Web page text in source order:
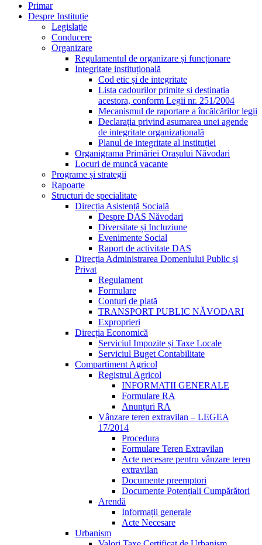
Primar
Despre Instituție
Legislație
Conducere
Organizare
Regulamentul de organizare și funcționare
Integritate instituțională
Cod etic și de integritate
Lista cadourilor primite si destinatia
acestora, conform Legii nr. 251/2004
Mecanismul de raportare a încălcărilor legii
Declarația privind asumarea unei agende
de integritate organizațională
Planul de integritate al instituției
Organigrama Primăriei Orașului Năvodari
Locuri de muncă vacante
Programe și strategii
Rapoarte
Structuri de specialitate
Direcția Asistență Socială
Despre DAS Năvodari
Diversitate și Incluziune
Evenimente Social
Raport de activitate DAS
Direcția Administrarea Domeniului Public și
Privat
Regulament
Formulare
Conturi de plată
TRANSPORT PUBLIC NĂVODARI
Exproprieri
Direcția Economică
Serviciul Impozite și Taxe Locale
Serviciul Buget Contabilitate
Compartiment Agricol
Registrul Agricol
INFORMATII GENERALE
Formulare RA
Anunțuri RA
Vânzare teren extravilan – LEGEA
17/2014
Procedura
Formulare Teren Extravilan
Acte necesare pentru vânzare teren
extravilan
Documente preemptori
Documente Potențiali Cumpărători
Arendă
Informații generale
Acte Necesare
Urbanism